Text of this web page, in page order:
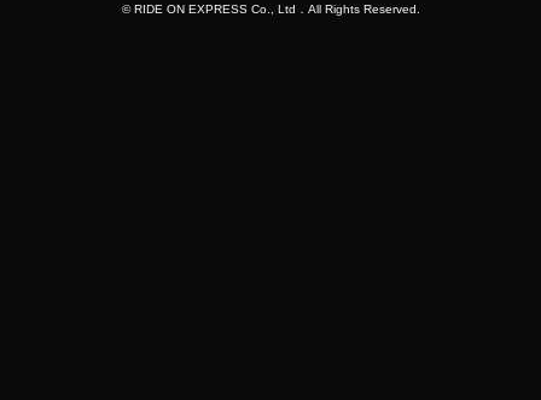
© RIDE ON EXPRESS Co., Ltd．All Rights Reserved.